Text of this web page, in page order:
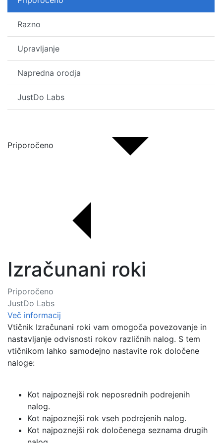
Razno
Upravljanje
Napredna orodja
JustDo Labs
Priporočeno
Izračunani roki
Priporočeno
JustDo Labs
Več informacij
Vtičnik Izračunani roki vam omogoča povezovanje in
nastavljanje odvisnosti rokov različnih nalog. S tem
vtičnikom lahko samodejno nastavite rok določene
naloge:
Kot najpoznejši rok neposrednih podrejenih
nalog.
Kot najpoznejši rok vseh podrejenih nalog.
Kot najpoznejši rok določenega seznama drugih